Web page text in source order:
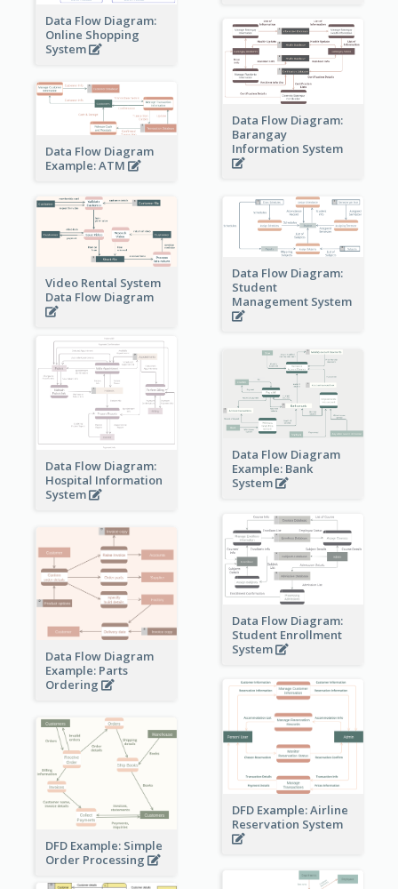
Data Flow Diagram:
Online Shopping
System
Data Flow Diagram:
Barangay
Information System
Data Flow Diagram
Example: ATM
Video Rental System
Data Flow Diagram
Data Flow Diagram:
Student
Management System
Data Flow Diagram:
Hospital Information
System
Data Flow Diagram
Example: Bank
System
Data Flow Diagram:
Student Enrollment
System
Data Flow Diagram
Example: Parts
Ordering
DFD Example: Airline
Reservation System
DFD Example: Simple
Order Processing